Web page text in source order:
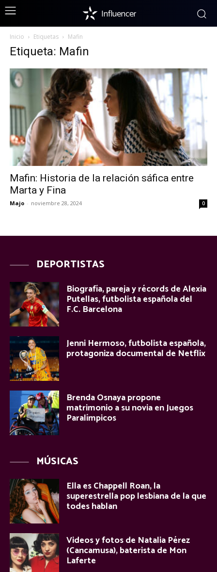
Influencer
Inicio Etiquetas Mafin
Etiqueta: Mafin
Mafin: Historia de la relación sáfica entre
Marta y Fina
Majo - noviembre 28, 2024 0
DEPORTISTAS
Biografía, pareja y récords de Alexia
Putellas, futbolista española del
F.C. Barcelona
Jenni Hermoso, futbolista española,
protagoniza documental de Netflix
Brenda Osnaya propone
matrimonio a su novia en Juegos
Paralímpicos
MÚSICAS
Ella es Chappell Roan, la
superestrella pop lesbiana de la que
todes hablan
Videos y fotos de Natalia Pérez
(Cancamusa), baterista de Mon
Laferte